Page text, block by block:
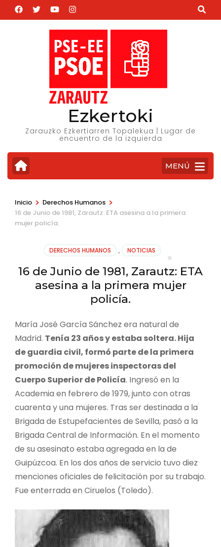
Saltar
al
Ezkertoki
Zarauzko Ezkertiarren Topalekua | Lugar de
encuentro de la izquierda
MENÚ
Inicio > Derechos Humanos >
16 de Junio de 1981, Zarautz: ETA asesina a la primera
mujer policía.
DERECHOS HUMANOS , NOTICIAS
16 de Junio de 1981, Zarautz: ETA
asesina a la primera mujer
policía.
María José García Sánchez era natural de
Madrid. Tenía 23 años y estaba soltera. Hija
de guardia civil, formó parte de la primera
promoción de mujeres inspectoras del
Cuerpo Superior de Policía. Ingresó en la
Academia en febrero de 1979, junto con otras
cuarenta y una mujeres. Tras ser destinada a la
Brigada de Estupefacientes de Sevilla, pasó a la
Brigada Central de Información. En el momento
de su asesinato estaba agregada en la de
Guipúzcoa. En los dos años de servicio tuvo diez
menciones oficiales de felicitación por su trabajo.
Fue enterrada en Ciruelos (Toledo).